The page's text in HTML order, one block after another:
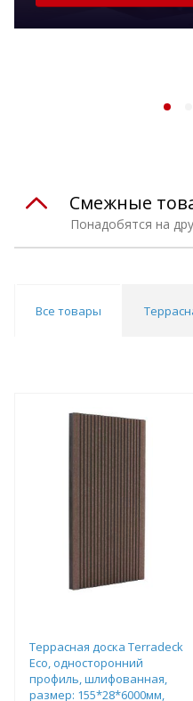
Понадобятся на
Смежные
Все товары
Террасная доска Terradeck
Eco, односторонний
профиль, шлифованная,
размер: 155*28*6000мм,